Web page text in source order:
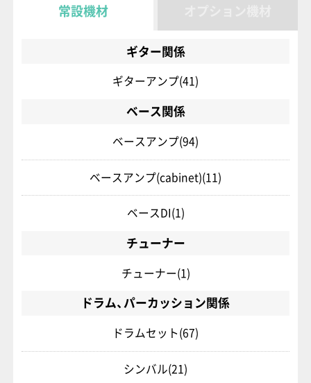
常設機材
ギター関係
ギターアンプ(41)
ベース関係
ベースアンプ(94)
ベースアンプ(cabinet)(11)
ベースDI(1)
チューナー
チューナー(1)
ドラム、パーカッション関係
ドラムセット(67)
シンバル(21)